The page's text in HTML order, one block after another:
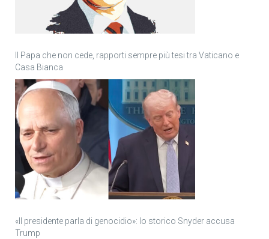
Il Papa che non cede, rapporti sempre più tesi tra Vaticano e
Casa Bianca
«Il presidente parla di genocidio»: lo storico Snyder accusa
Trump